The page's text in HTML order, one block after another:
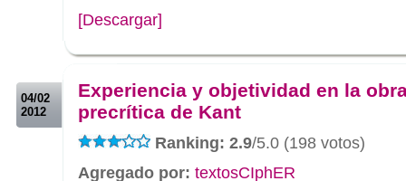
[Descargar]
04/02
2012
Experiencia y objetividad en la
precrítica de Kant
Ranking: 2.9/5.0 (198 votos)
Agregado por: textosCIphER